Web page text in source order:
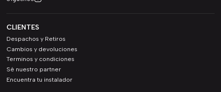
CLIENTES
Despachos y Retiros
Cambios y devoluciones
Terminos y condiciones
Sé nuestro partner
Encuentra tu instalador